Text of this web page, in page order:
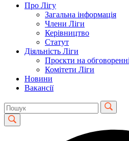
Про Лігу
Загальна інформація
Члени Ліги
Керівництво
Статут
Діяльність Ліги
Проєкти на обговоренні
Комітети Ліги
Новини
Вакансії